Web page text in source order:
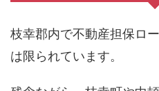
枝幸郡内で不動産担保ロ
は限られています。